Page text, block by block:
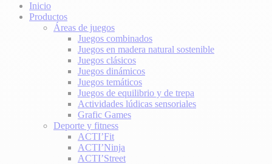
Inicio
Productos
Áreas de juegos
Juegos combinados
Juegos en madera natural sostenible
Juegos clásicos
Juegos dinámicos
Juegos temáticos
Juegos de equilibrio y de trepa
Actividades lúdicas sensoriales
Grafic Games
Deporte y fitness
ACTI’Fit
ACTI’Ninja
ACTI’Street